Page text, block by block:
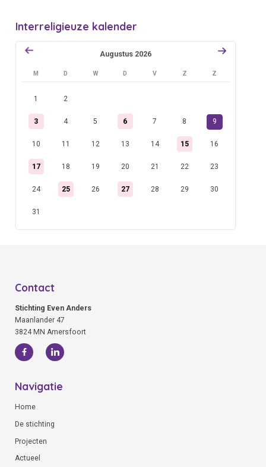
Interreligieuze kalender
augustus 2026
M D W D V Z Z
1 2
3 4 5 6 7 8 9
10 11 12 13 14 15 16
17 18 19 20 21 22 23
24 25 26 27 28 29 30
31
Contact
Stichting Even Anders
Maanlander 47
3824 MN Amersfoort
Navigatie
Home
De stichting
Projecten
Actueel